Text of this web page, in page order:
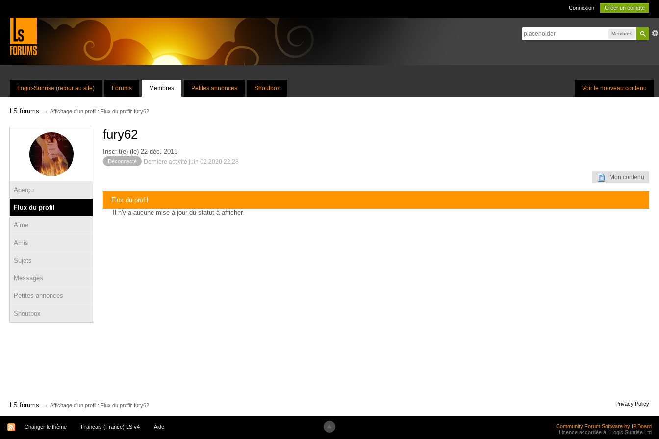
Connexion Créer un compte
Membres
Voir le nouveau contenu
Logic-Sunrise (retour au site) Forums Membres Petites annonces Shoutbox
LS forums → Affichage d'un profil : Flux du profil: fury62
Aperçu
Flux du profil
Aime
Amis
Sujets
Messages
Petites annonces
Shoutbox
fury62
Inscrit(e) (le) 22 déc. 2015
Déconnecté Dernière activité juin 02 2020 22:28
Mon contenu
Flux du profil
Il n'y a aucune mise à jour du statut à afficher.
LS forums → Affichage d'un profil : Flux du profil: fury62 Privacy Policy
Changer le thème Français (France) LS v4 Aide
Community Forum Software by IP.Board
Licence accordée à : Logic Sunrise Ltd